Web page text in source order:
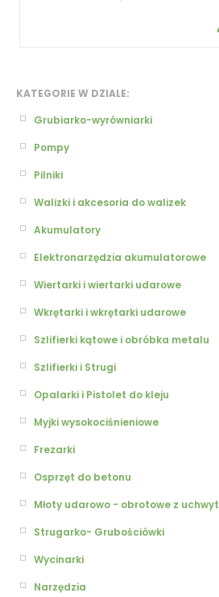
KATEGORIE W DZIALE:
Grubiarko-wyrówniarki
Pompy
Pilniki
Walizki i akcesoria do walizek
Akumulatory
Elektronarzędzia akumulatorowe
Wiertarki i wiertarki udarowe
Wkrętarki i wkrętarki udarowe
Szlifierki kątowe i obróbka metalu
Szlifierki i Strugi
Opalarki i Pistolet do kleju
Myjki wysokociśnieniowe
Frezarki
Osprzęt do betonu
Młoty udarowo - obrotowe z
Strugarko- Grubościówki
Wycinarki
Narzędzia